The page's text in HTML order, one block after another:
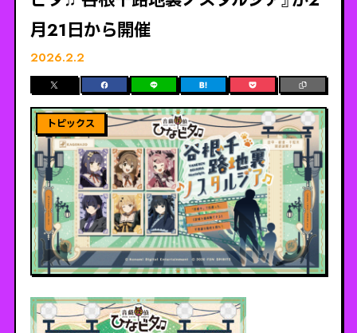
月21日から開催
2026.2.2